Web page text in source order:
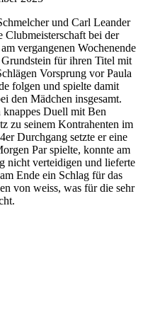
und Carl Leander
bei der
vergangenen Wochenende
für ihren Titel mit
Vorsprung vor Paula
folgen und spielte damit
den Mädchen insgesamt.
knappes Duell mit Ben
zu seinem Kontrahenten im
Durchgang setzte er eine
Par spielte, konnte am
nicht verteidigen und lieferte
Ende ein Schlag für das
von weiss, was für die sehr